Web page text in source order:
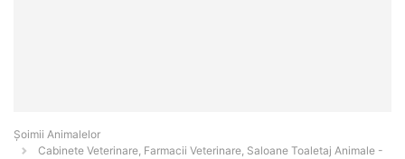
Şoimii Animalelor
Cabinete Veterinare, Farmacii Veterinare, Saloane Toaletaj Animale -